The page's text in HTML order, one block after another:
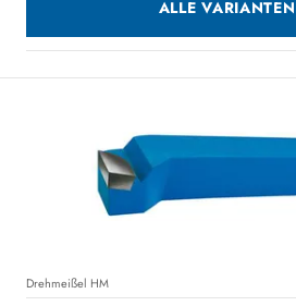
ALLE VARIANTEN
Drehmeißel HM